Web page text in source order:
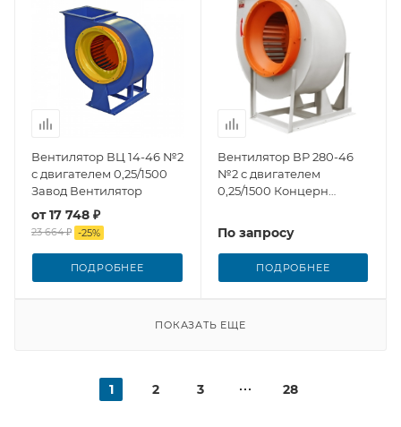
Вентилятор ВЦ 14-46 №2
с двигателем 0,25/1500
Завод Вентилятор
от17 748 ₽
23 664 ₽ -25%
ПОДРОБНЕЕ
Вентилятор ВР 280-46
№2 с двигателем
0,25/1500 Концерн
По запросу
ПОДРОБНЕЕ
ПОКАЗАТЬ ЕЩЕ
1 2 3 28